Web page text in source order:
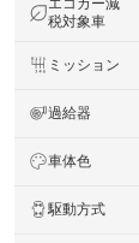
エコカー減
税対象車
ミッション
過給器
車体色
駆動方式